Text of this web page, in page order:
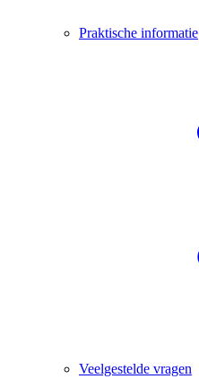
Praktische informatie
Veelgestelde vragen